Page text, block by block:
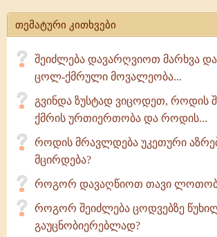
თემატური კითხვები
შეიძლება დავარღვიოთ მარხვა
ცოლ-ქმრული მოვალეობა...
გვინდა ზუსტად ვიცოდეთ, როდის
ქმრის ურთიერთობა და როდის...
როდის მრავლდება უკეთური
მცირდება?
როგორ დავაღწიოთ თავი
როგორ შეიძლება ცოდვებზე
გაუცნობიერებლად?